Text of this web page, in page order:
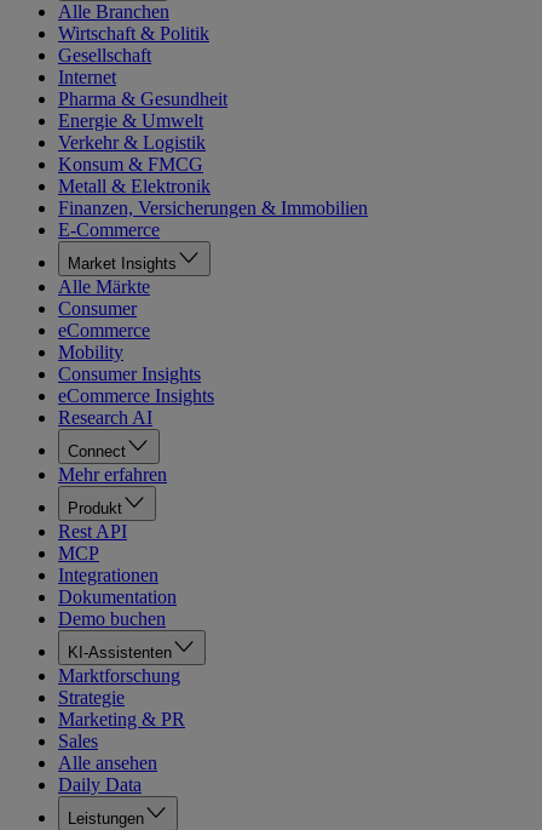
Alle Branchen
Wirtschaft & Politik
Gesellschaft
Internet
Pharma & Gesundheit
Energie & Umwelt
Verkehr & Logistik
Konsum & FMCG
Metall & Elektronik
Finanzen, Versicherungen & Immobilien
E-Commerce
Market Insights
Alle Märkte
Consumer
eCommerce
Mobility
Consumer Insights
eCommerce Insights
Research AI
Connect
Mehr erfahren
Produkt
Rest API
MCP
Integrationen
Dokumentation
Demo buchen
KI-Assistenten
Marktforschung
Strategie
Marketing & PR
Sales
Alle ansehen
Daily Data
Leistungen